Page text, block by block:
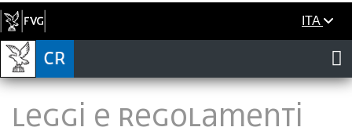
ITA
LEGGI E REGOLAMENTI